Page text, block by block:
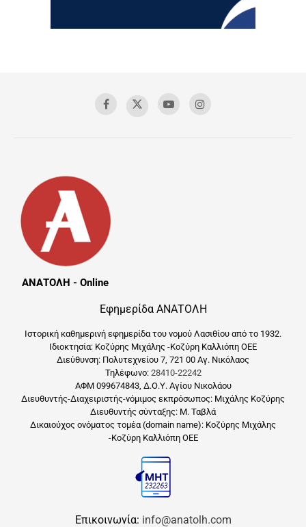
ΑΝΑΤΟΛΗ - Online
Εφημερίδα ΑΝΑΤΟΛΗ
Ιστορική καθημερινή εφημερίδα του νομού Λασιθίου από το 1932.
Ιδιοκτησία: Κοζύρης Μιχάλης -Κοζύρη Καλλιόπη ΟΕΕ
Διεύθυνση: Πολυτεχνείου 7, 721 00 Αγ. Νικόλαος
Τηλέφωνο: 28410-22242
ΑΦΜ 099674843, Δ.Ο.Υ. Αγίου Νικολάου
Διευθυντής-Διαχειριστής-νόμιμος εκπρόσωπος: Μιχάλης Κοζύρης
Διευθυντής σύνταξης: Μ. Ταβλά
Δικαιούχος ονόματος τομέα (domain name): Κοζύρης Μιχάλης
-Κοζύρη Καλλιόπη ΟΕΕ
Επικοινωνία: info@anatolh.com